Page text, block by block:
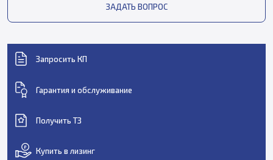
ЗАДАТЬ ВОПРОС
Запросить КП
Гарантия и обслуживание
Получить ТЗ
Купить в лизинг